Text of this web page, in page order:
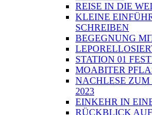
REISE IN DIE
KLEINE
SCHREIBEN
BEGEGNUNG
STATION 01
MOABITER
NACHLESE ZUM
2023
EINKEHR IN
RÜCKBLICK